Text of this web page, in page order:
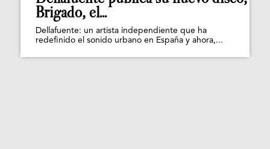
Dellafuente publica su nuevo disco,
Brigado, el...
redefinido el sonido urbano en España y ahora,...